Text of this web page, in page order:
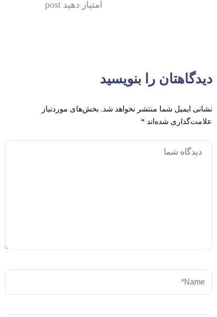
امتیاز دهید post
دیدگاهتان را بنویسید
نشانی ایمیل شما منتشر نخواهد شد. بخش‌های موردنیاز
علامت‌گذاری شده‌اند *